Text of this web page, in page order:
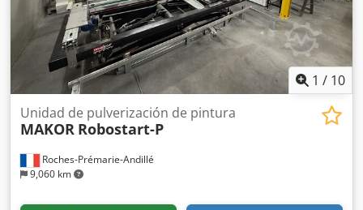
1 / 10
Roches-Prémarie-Andillé
9,060 km
Unidad de pulverización de pintura
MAKOR Robostart-P